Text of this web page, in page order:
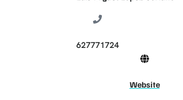
627771724
Website